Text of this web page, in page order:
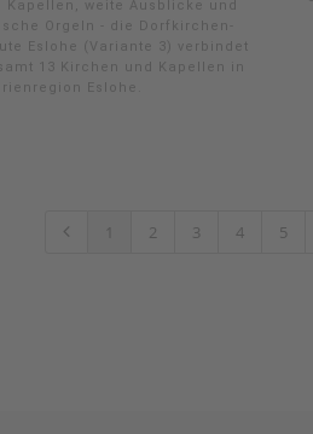
Kapellen, weite Ausblicke und
Orgeln - die Dorfkirchen-
Eslohe (Variante 3) verbindet
13 Kirchen und Kapellen in
Eslohe.
1 2 3 4 5